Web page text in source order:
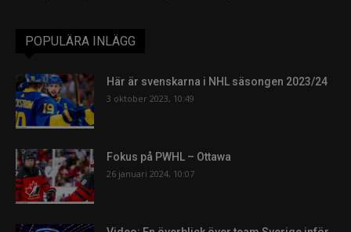
POPULÄRA INLÄGG
Här är svenskarna i NHL säsongen 2023/24
3 oktober 2023, 10:49
Fokus på PWHL – Ottawa
26 januari 2024, 10:07